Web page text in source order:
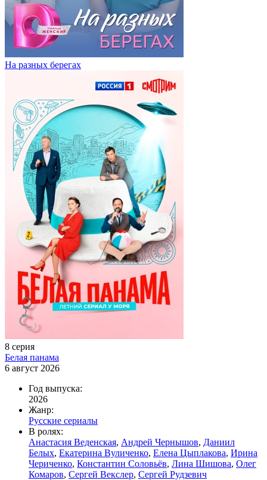
На разных берегах
8 серия
Белая панама
6 август 2026
Год выпуска:
2026
Жанр:
Русские сериалы
В ролях:
Анастасия Веденская, Андрей Чернышов, Даниил
Белых, Екатерина Вуличенко, Елена Цыплакова, Ирина
Чериченко, Константин Соловьёв, Лина Шишова, Олег
Комаров, Сергей Векслер, Сергей Рудзевич